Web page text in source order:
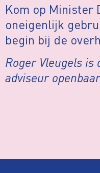
Kom op Minister
oneigenlijk
begin bij de
Roger Vleugels is
adviseur